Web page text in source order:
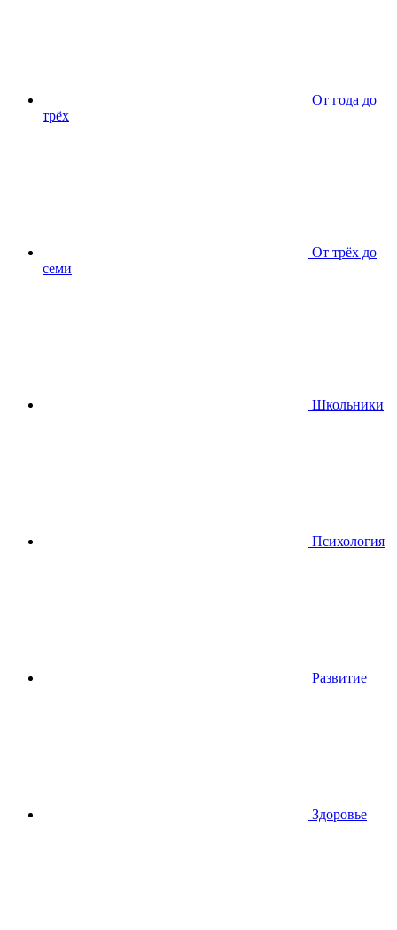
От года до
трёх
От трёх до
семи
Школьники
Психология
Развитие
Здоровье